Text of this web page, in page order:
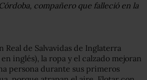
compañero que falleció en la
Real de Salvavidas de Inglaterra
en inglés), la ropa y el calzado mejoran
persona durante sus primeros